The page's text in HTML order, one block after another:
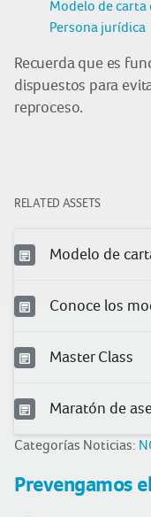
Modelo de carta
Persona jurídica
Recuerda que es
dispuestos para
reproceso.
RELATED ASSETS
Modelo de
Conoce los
Master Class
Maratón de
Categorías Noticias:
Prevengamos